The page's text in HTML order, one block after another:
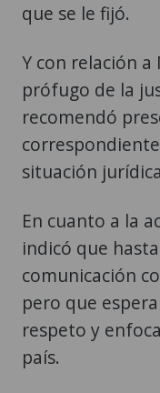
que se le fijó.
Y con relación
prófugo de la
recomendó
situación
En cuanto a la
indicó que
comunicación
pero que
respeto y
país.